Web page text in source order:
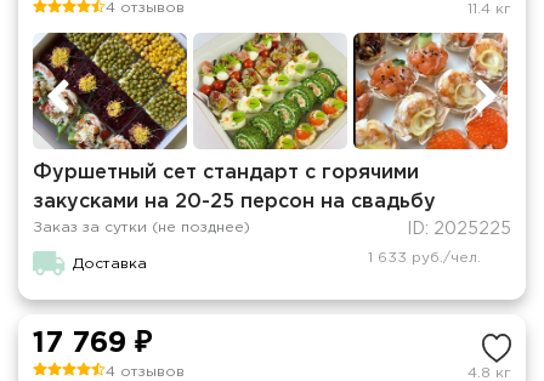
4 отзывов 11.4 кг
Фуршетный сет стандарт с горячими
закусками на 20-25 персон на свадьбу
Заказ за сутки (не позднее) ID: 2025225
Доставка 1 633 руб./чел.
17 769 ₽
4 отзывов 4.8 кг